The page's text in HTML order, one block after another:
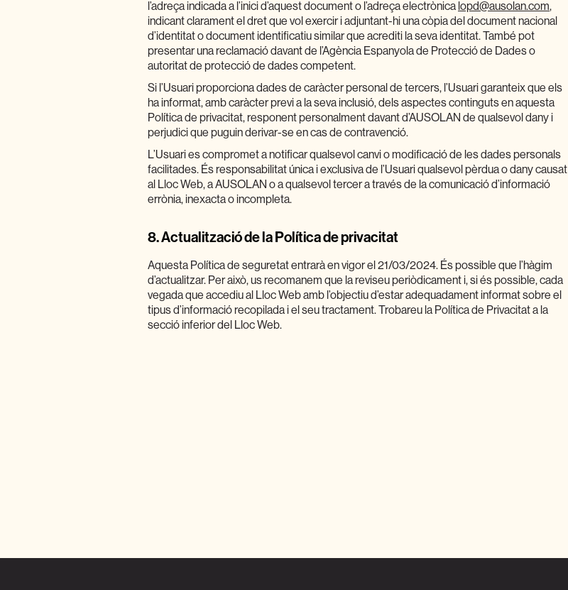
l’adreça indicada a l’inici d’aquest document o l’adreça electrònica lopd@ausolan.com,
indicant clarament el dret que vol exercir i adjuntant-hi una còpia del document nacional
d’identitat o document identificatiu similar que acrediti la seva identitat. També pot
presentar una reclamació davant de l’Agència Espanyola de Protecció de Dades o
autoritat de protecció de dades competent.
Si l’Usuari proporciona dades de caràcter personal de tercers, l’Usuari garanteix que els
ha informat, amb caràcter previ a la seva inclusió, dels aspectes continguts en aquesta
Política de privacitat, responent personalment davant d’AUSOLAN de qualsevol dany i
perjudici que puguin derivar-se en cas de contravenció.
L’Usuari es compromet a notificar qualsevol canvi o modificació de les dades personals
facilitades. És responsabilitat única i exclusiva de l’Usuari qualsevol pèrdua o dany causat
al Lloc Web, a AUSOLAN o a qualsevol tercer a través de la comunicació d’informació
errònia, inexacta o incompleta.
8.Actualització de la Política de privacitat
Aquesta Política de seguretat entrarà en vigor el 21/03/2024. És possible que l’hàgim
d’actualitzar. Per això, us recomanem que la reviseu periòdicament i, si és possible, cada
vegada que accediu al Lloc Web amb l’objectiu d’estar adequadament informat sobre el
tipus d’informació recopilada i el seu tractament. Trobareu la Política de Privacitat a la
secció inferior del Lloc Web.